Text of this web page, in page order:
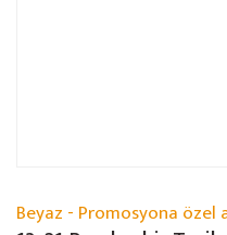
Beyaz - Promosyona özel